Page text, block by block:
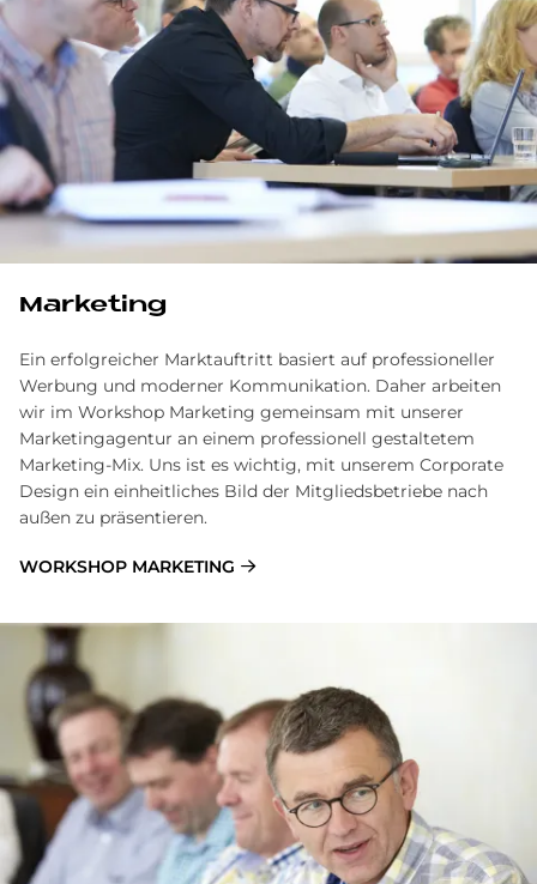
Marketing
Ein erfolgreicher Marktauftritt basiert auf professioneller
Werbung und moderner Kommunikation. Daher arbeiten
wir im Workshop Marketing gemeinsam mit unserer
Marketingagentur an einem professionell gestaltetem
Marketing-Mix. Uns ist es wichtig, mit unserem Corporate
Design ein einheitliches Bild der Mitgliedsbetriebe nach
außen zu präsentieren.
WORKSHOP MARKETING